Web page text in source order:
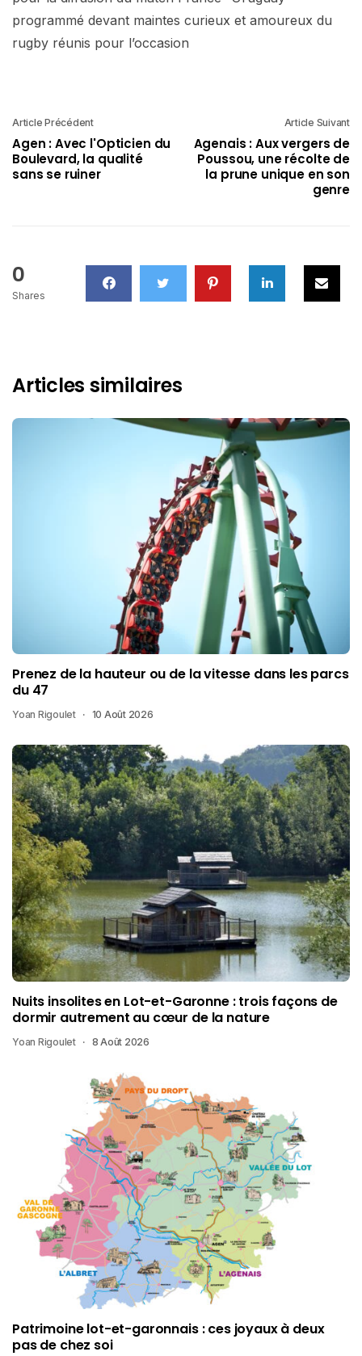
programmé devant maintes curieux et amoureux du
rugby réunis pour l’occasion
Article Précédent
Agen : Avec l'Opticien du
Boulevard, la qualité
sans se ruiner
Article Suivant
Agenais : Aux vergers de
Poussou, une récolte de
la prune unique en son
genre
0
Shares
Articles similaires
Prenez de la hauteur ou de la vitesse dans les parcs
du 47
Yoan Rigoulet 10 Août 2026
Nuits insolites en Lot-et-Garonne : trois façons de
dormir autrement au cœur de la nature
Yoan Rigoulet 8 Août 2026
Patrimoine lot-et-garonnais : ces joyaux à deux
pas de chez soi